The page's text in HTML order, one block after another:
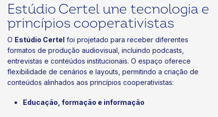
Estúdio Certel une tecnologia e
princípios cooperativistas
O Estúdio Certel foi projetado para receber diferentes
formatos de produção audiovisual, incluindo podcasts,
entrevistas e conteúdos institucionais. O espaço oferece
flexibilidade de cenários e layouts, permitindo a criação de
conteúdos alinhados aos princípios cooperativistas:
Educação, formação e informação